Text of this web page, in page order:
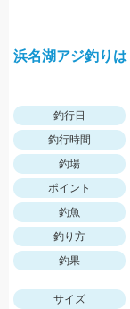
浜名湖アジ釣り
釣行日
釣行時間
釣場
ポイント
釣魚
釣り方
釣果
サイズ